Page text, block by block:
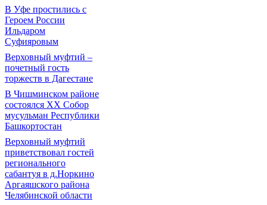
В Уфе простились с
Героем России
Ильдаром
Суфияровым
Верховный муфтий –
почетный гость
торжеств в Дагестане
В Чишминском районе
состоялся XX Собор
мусульман Республики
Башкортостан
Верховный муфтий
приветствовал гостей
регионального
сабантуя в д.Норкино
Аргаяшского района
Челябинской области